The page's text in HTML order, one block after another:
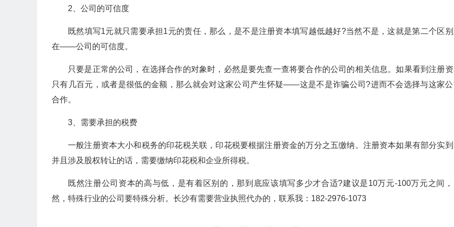
2、公司的可信度
既然填写1元就只需要承担1元的责任，那么，是不是注册资本填写越低越好?当然不是，这就是第二个区
在——公司的可信度。
只要是正常的公司，在选择合作的对象时，必然是要先查一查将要合作的公司的相关信息。如果看到注册
只有几百元，或者是很低的金额，那么就会对这家公司产生怀疑——这是不是诈骗公司?进而不会选择与这家公
合作。
3、需要承担的税费
一般注册资本大小和税务的印花税关联，印花税要根据注册资金的万分之五缴纳。注册资本如果有部分实到
并且涉及股权转让的话，需要缴纳印花税和企业所得税。
既然注册公司资本的高与低，是有着区别的，那到底应该填写多少才合适?建议是10万元-100万元之间，
然，特殊行业的公司要特殊分析。长沙有需要营业执照代办的，联系我：182-2976-1073